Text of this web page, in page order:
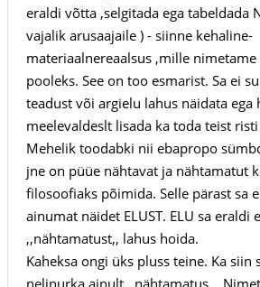
eraldi võtta ,selgitada ega tabeldada
vajalik arusaajaile ) - siinne kehaline-
materiaalnereaalsus ,mille
pooleks. See on too esmarist. Sa ei
teadust või argielu lahus näidata ega
meelevaldeslt lisada ka toda teist
Mehelik toodabki nii ebapropo
jne on püüe nähtavat ja nähtamatut
filosoofiaks põimida. Selle pärast sa
ainumat näidet ELUST. ELU sa eraldi
,,nähtamatust,, lahus hoida.
Kaheksa ongi üks pluss teine. Ka siin
nelinurka ainult ,,nähtamatus,,.